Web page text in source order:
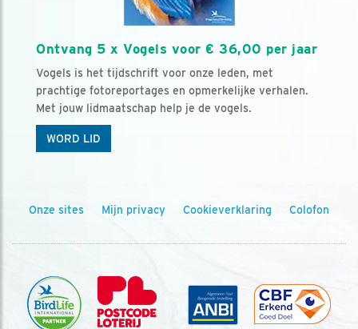
Ontvang 5 x Vogels voor € 36,00 per jaar
Vogels is het tijdschrift voor onze leden, met
prachtige fotoreportages en opmerkelijke verhalen.
Met jouw lidmaatschap help je de vogels.
WORD LID
Onze sites Mijn privacy Cookieverklaring Colofon